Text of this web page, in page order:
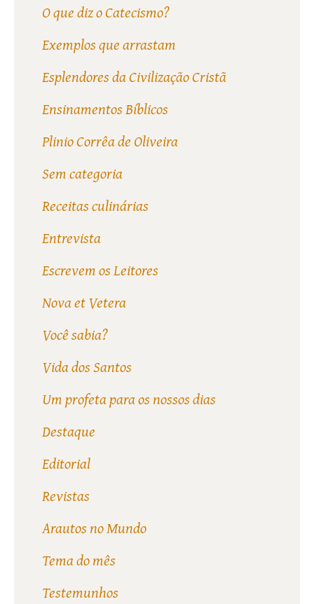
O que diz o Catecismo?
Exemplos que arrastam
Esplendores da Civilização Cristã
Ensinamentos Bíblicos
Plinio Corrêa de Oliveira
Sem categoria
Receitas culinárias
Entrevista
Escrevem os Leitores
Nova et Vetera
Você sabia?
Vida dos Santos
Um profeta para os nossos dias
Destaque
Editorial
Revistas
Arautos no Mundo
Tema do mês
Testemunhos